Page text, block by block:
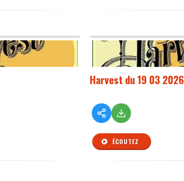
Harvest du 19 03 2026
ÉCOUTEZ